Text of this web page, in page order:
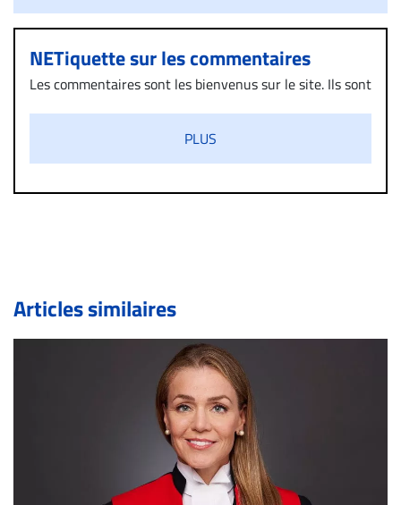
NETiquette sur les commentaires
Les commentaires sont les bienvenus sur le site. Ils sont
diffamatoire. Si malgré cette politique de modération,
un commentaire publié sur le site vous dérange, prenez
immédiatement contact par courriel (info@droit-
de validation, un droit de réponse.
Bien à vous,
La Rédaction de Droit-inc.com
PLUS
Articles similaires